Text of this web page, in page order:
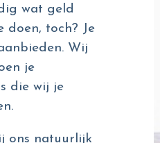
wat geld
doen, toch? Je
Wij
je
die wij je
ons natuurlijk